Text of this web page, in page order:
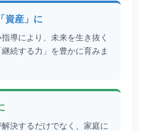
資産」に
導により、未来を生き抜く
継続する力」を豊かに育みま
決するだけでなく、家庭に